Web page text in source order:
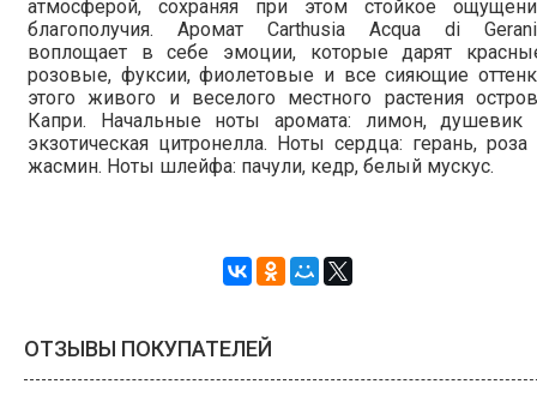
атмосферой, сохраняя при этом стойкое
благополучия. Аромат Carthusia Acqua di
воплощает в себе эмоции, которые дарят
розовые, фуксии, фиолетовые и все сияющие
этого живого и веселого местного растения
Капри. Начальные ноты аромата: лимон, душевик
экзотическая цитронелла. Ноты сердца: герань, роза
жасмин. Ноты шлейфа: пачули, кедр, белый мускус.
ОТЗЫВЫ ПОКУПАТЕЛЕЙ